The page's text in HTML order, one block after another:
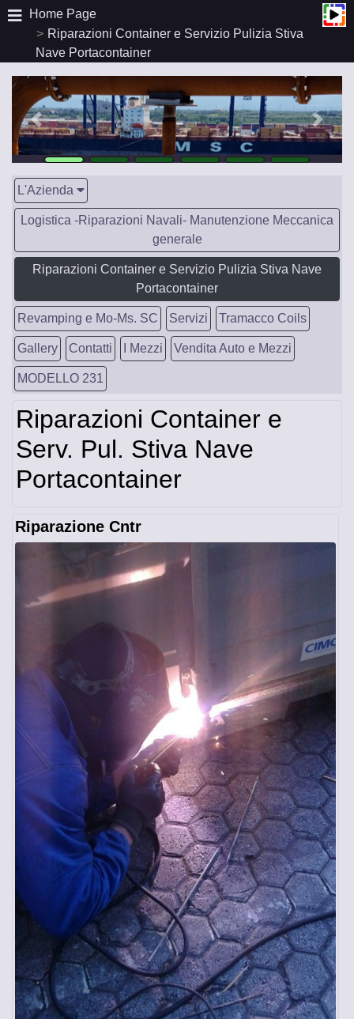
Home Page
Riparazioni Container e Servizio Pulizia Stiva
Nave Portacontainer
L'Azienda
Logistica -Riparazioni Navali- Manutenzione Meccanica
generale
Riparazioni Container e Servizio Pulizia Stiva Nave
Portacontainer
Revamping e Mo-Ms. SC Servizi Tramacco Coils
Gallery Contatti I Mezzi Vendita Auto e Mezzi
MODELLO 231
Riparazioni Container e
Serv. Pul. Stiva Nave
Portacontainer
Riparazione Cntr